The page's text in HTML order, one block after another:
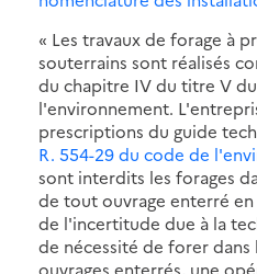
« Les travaux de forage à
souterrains sont réalisés
du chapitre IV du titre V
l'environnement.
prescriptions du guide
R. 554-29 du code de
sont interdits les forages
de tout ouvrage enterré
de l'incertitude due à la
de nécessité de forer
ouvrages enterrés, une